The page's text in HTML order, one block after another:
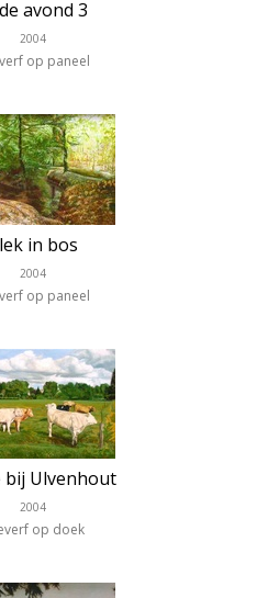
avond 3
2004
op paneel
in bos
2004
op paneel
bij Ulvenhout
2004
op doek